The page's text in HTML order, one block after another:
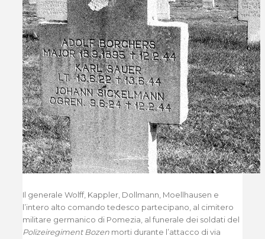
Il generale Wolff, Kappler, Dollmann, Moellhausen e
l’intero alto comando tedesco partecipano, al cimitero
militare germanico di Pomezia, al funerale dei soldati del
Polizeiregiment Bozen morti durante l’attacco di via